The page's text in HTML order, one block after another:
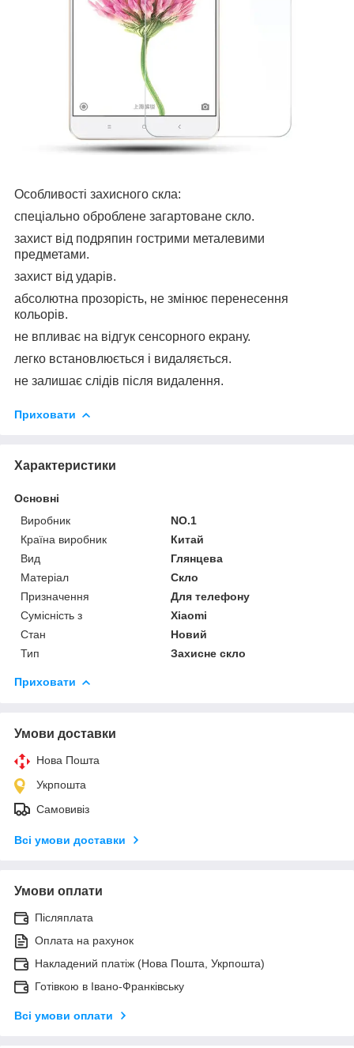
Особливості захисного скла:
спеціально оброблене загартоване скло.
захист від подряпин гострими металевими
предметами.
захист від ударів.
абсолютна прозорість, не змінює перенесення
кольорів.
не впливає на відгук сенсорного екрану.
легко встановлюється і видаляється.
не залишає слідів після видалення.
Приховати
Характеристики
Основні
Виробник
NO.1
Країна виробник
Китай
Вид
Глянцева
Матеріал
Скло
Призначення
Для телефону
Сумісність з
Xiaomi
Стан
Новий
Тип
Захисне скло
Приховати
Умови доставки
Нова Пошта
Укрпошта
Самовивіз
Всі умови доставки
Умови оплати
Післяплата
Оплата на рахунок
Накладений платіж (Нова Пошта, Укрпошта)
Готівкою в Івано-Франківську
Всі умови оплати